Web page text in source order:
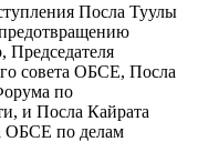
Посла Туулы
совета ОБСЕ, Посла
по
и Посла Кайрата
ОБСЕ по делам